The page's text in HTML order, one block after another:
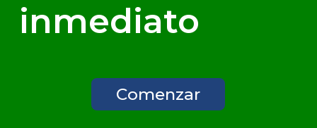
inmediato
Comenzar